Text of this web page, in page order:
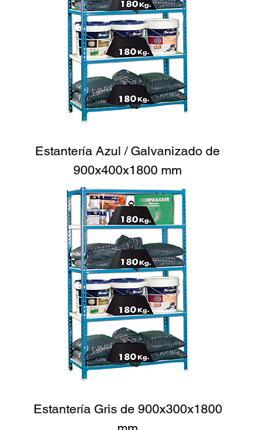
Estantería Azul / Galvanizado de
900x400x1800 mm
Estantería Gris de 900x300x1800